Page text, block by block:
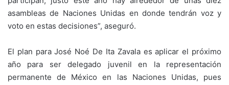
asambleas de Naciones Unidas en donde tendrán voz y
voto en estas decisiones”, aseguró.
El plan para José Noé De Ita Zavala es aplicar el próximo
año para ser delegado juvenil en la representación
permanente de México en las Naciones Unidas, pues